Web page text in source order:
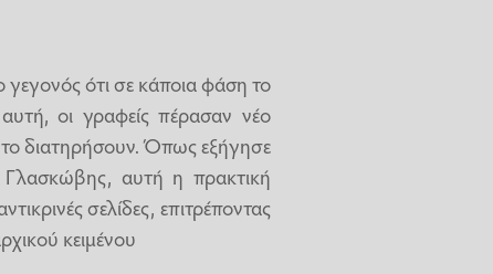
γεγονός ότι σε κάποια φάση το
οι γραφείς πέρασαν νέο
το διατηρήσουν. Όπως εξήγησε
αυτή η πρακτική
σελίδες, επιτρέποντας
κειμένου